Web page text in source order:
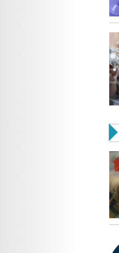
